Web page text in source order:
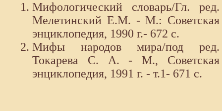
Мифологический словарь/Гл. ред.
Мелетинский Е.М. - М.: Советская
энциклопедия, 1990 г.- 672 с.
Мифы народов мира/под ред.
Токарева С. А. - М., Советская
энциклопедия, 1991 г. - т.1- 671 с.